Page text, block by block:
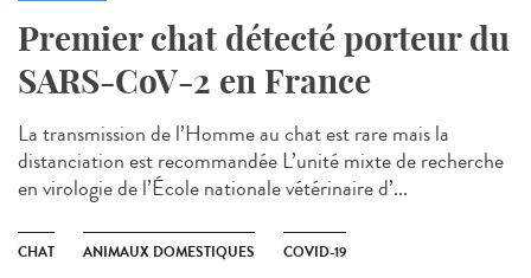
Premier chat détecté porteur du
SARS-CoV-2 en France
La transmission de l’Homme au chat est rare mais la
distanciation est recommandée L’unité mixte de recherche
en virologie de l’École nationale vétérinaire d’...
CHAT ANIMAUX DOMESTIQUES COVID-19